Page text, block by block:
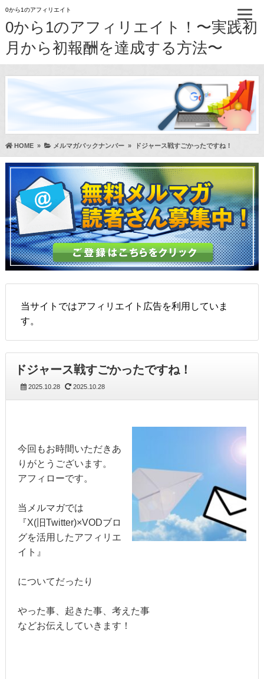
0から1のアフィリエイト
0から1のアフィリエイト！〜実践初
月から初報酬を達成する方法〜
HOME» メルマガバックナンバー» ドジャース戦すごかったですね！
当サイトではアフィリエイト広告を利用していま
す。
ドジャース戦すごかったですね！
2025.10.28 2025.10.28
今回もお時間いただきあ
りがとうございます。
アフィローです。
当メルマガでは
『X(旧Twitter)×VODブロ
グを活用したアフィリエ
イト』
についてだったり
やった事、起きた事、考えた事
などお伝えしていきます！